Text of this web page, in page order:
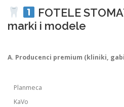
FOTELE
marki i modele
A. Producenci premium (kliniki,
Planmeca
KaVo